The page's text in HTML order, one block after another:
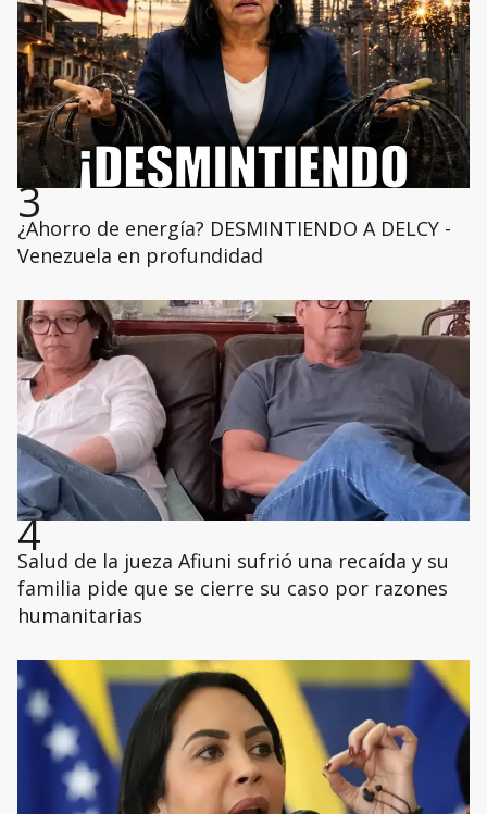
3
¿Ahorro de energía? DESMINTIENDO A DELCY -
Venezuela en profundidad
4
Salud de la jueza Afiuni sufrió una recaída y su
familia pide que se cierre su caso por razones
humanitarias